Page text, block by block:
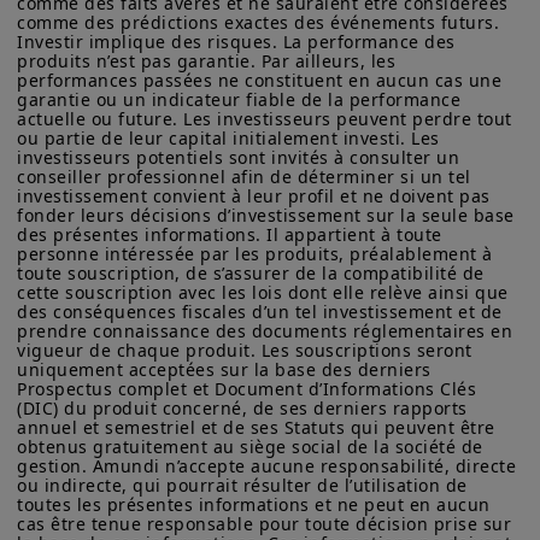
Partner, Oliver Wyman
Kelvin Li
Senior Vice President, Ant
International General
Manager, Platform Tech
d’Amundi Asset Management ou de ses sociétés affiliées.
Amundi Asset Management vous informe que les informations
sur les produits figurant sur ce site ne sont données qu’à titre
indicatif et constituent une présentation générale de nos
produits et services. Ces informations ne sont pas exhaustives,
peuvent évoluer dans le temps et être mises à jour par Amundi
Asset Management, sans préavis et à tout moment.
Votre accès à ce site est soumis au respect de la
réglementation française en vigueur et aux «Mentions légales /
Conditions générales d’accès au site».
En choisissant d’accéder à notre site, vous reconnaissez avoir
pris connaissance de ces Conditions et les avoir acceptées.
Nous vous conseillons, dans votre intérêt, de les lire
attentivement.
comme des prédictions exactes des événements futurs.
Investir implique des risques. La performance des
produits n’est pas garantie. Par ailleurs, les
performances passées ne constituent en aucun cas une
garantie ou un indicateur fiable de la performance
actuelle ou future. Les investisseurs peuvent perdre tout
ou partie de leur capital initialement investi. Les
investisseurs potentiels sont invités à consulter un
conseiller professionnel afin de déterminer si un tel
investissement convient à leur profil et ne doivent pas
fonder leurs décisions d’investissement sur la seule base
des présentes informations. Il appartient à toute
personne intéressée par les produits, préalablement à
toute souscription, de s’assurer de la compatibilité de
cette souscription avec les lois dont elle relève ainsi que
des conséquences fiscales d’un tel investissement et de
prendre connaissance des documents réglementaires en
vigueur de chaque produit. Les souscriptions seront
uniquement acceptées sur la base des derniers
Prospectus complet et Document d’Informations Clés
(DIC) du produit concerné, de ses derniers rapports
annuel et semestriel et de ses Statuts qui peuvent être
obtenus gratuitement au siège social de la société de
gestion. Amundi n’accepte aucune responsabilité, directe
ou indirecte, qui pourrait résulter de l’utilisation de
toutes les présentes informations et ne peut en aucun
cas être tenue responsable pour toute décision prise sur